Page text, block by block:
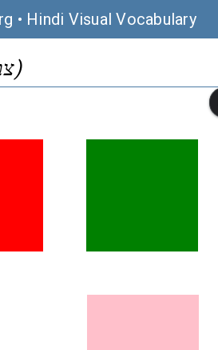
• Hindi Visual Vocabulary
(צבעים)